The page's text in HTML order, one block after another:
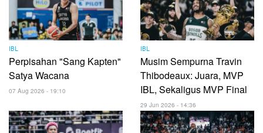
IBL
Perpisahan "Sang Kapten"
Satya Wacana
07 Aug 2026 - 19:10
IBL
Musim Sempurna Travin
Thibodeaux: Juara, MVP
IBL, Sekaligus MVP Final
29 Jun 2026 - 14:36